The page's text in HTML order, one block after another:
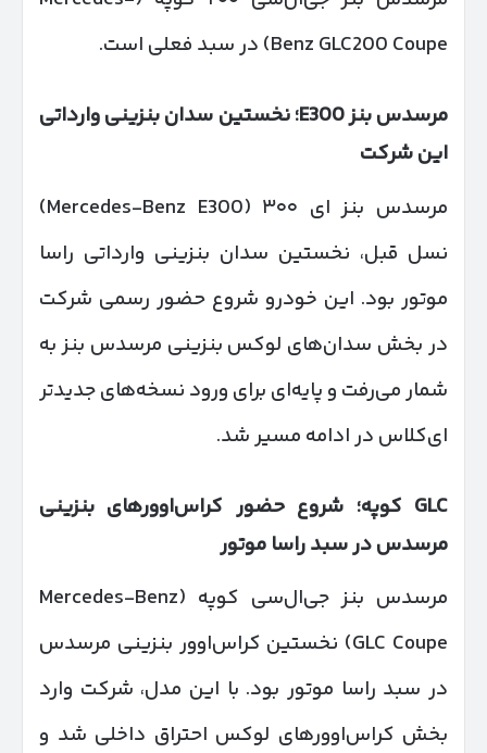
Benz GLC200 Coupe) در سبد فعلی است.
مرسدس بنز E300؛ نخستین سدان بنزینی وارداتی
این شرکت
مرسدس بنز ای ۳۰۰ (Mercedes-Benz E300)
نسل قبل، نخستین سدان بنزینی وارداتی راسا
موتور بود. این خودرو شروع حضور رسمی شرکت
در بخش سدان‌های لوکس بنزینی مرسدس بنز به
شمار می‌رفت و پایه‌ای برای ورود نسخه‌های جدیدتر
ای‌کلاس در ادامه مسیر شد.
GLC کوپه؛ شروع حضور کراس‌اوورهای بنزینی
مرسدس در سبد راسا موتور
مرسدس بنز جی‌ال‌سی کوپه (Mercedes-Benz
GLC Coupe) نخستین کراس‌اوور بنزینی مرسدس
در سبد راسا موتور بود. با این مدل، شرکت وارد
بخش کراس‌اوورهای لوکس احتراق داخلی شد و